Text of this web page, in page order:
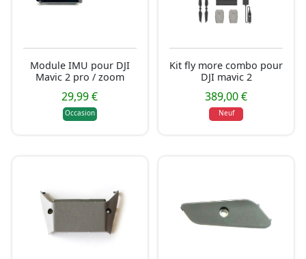
Module IMU pour DJI
Mavic 2 pro / zoom
29,99 €
Occasion
Kit fly more combo pour
DJI mavic 2
389,00 €
Neuf